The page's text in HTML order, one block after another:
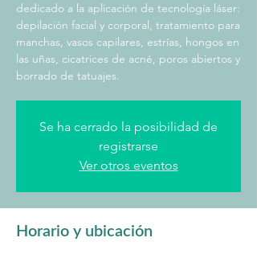
dedicado a la aplicación de tecnología láser:
depilación facial y corporal, tratamiento para
manchas, vasos capilares, estrías, hongos en
las uñas, cicatrices de acné, poros abiertos y
borrado de tatuajes.
Se ha cerrado la posibilidad de
registrarse
Ver otros eventos
Horario y ubicación